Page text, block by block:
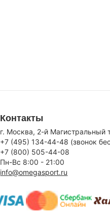
Контакты
г. Москва, 2-й Магистральный
+7 (495) 134-44-48 (звонок
+7 (800) 505-44-08
Пн-Вс 8:00 - 21:00
info@omegasport.ru